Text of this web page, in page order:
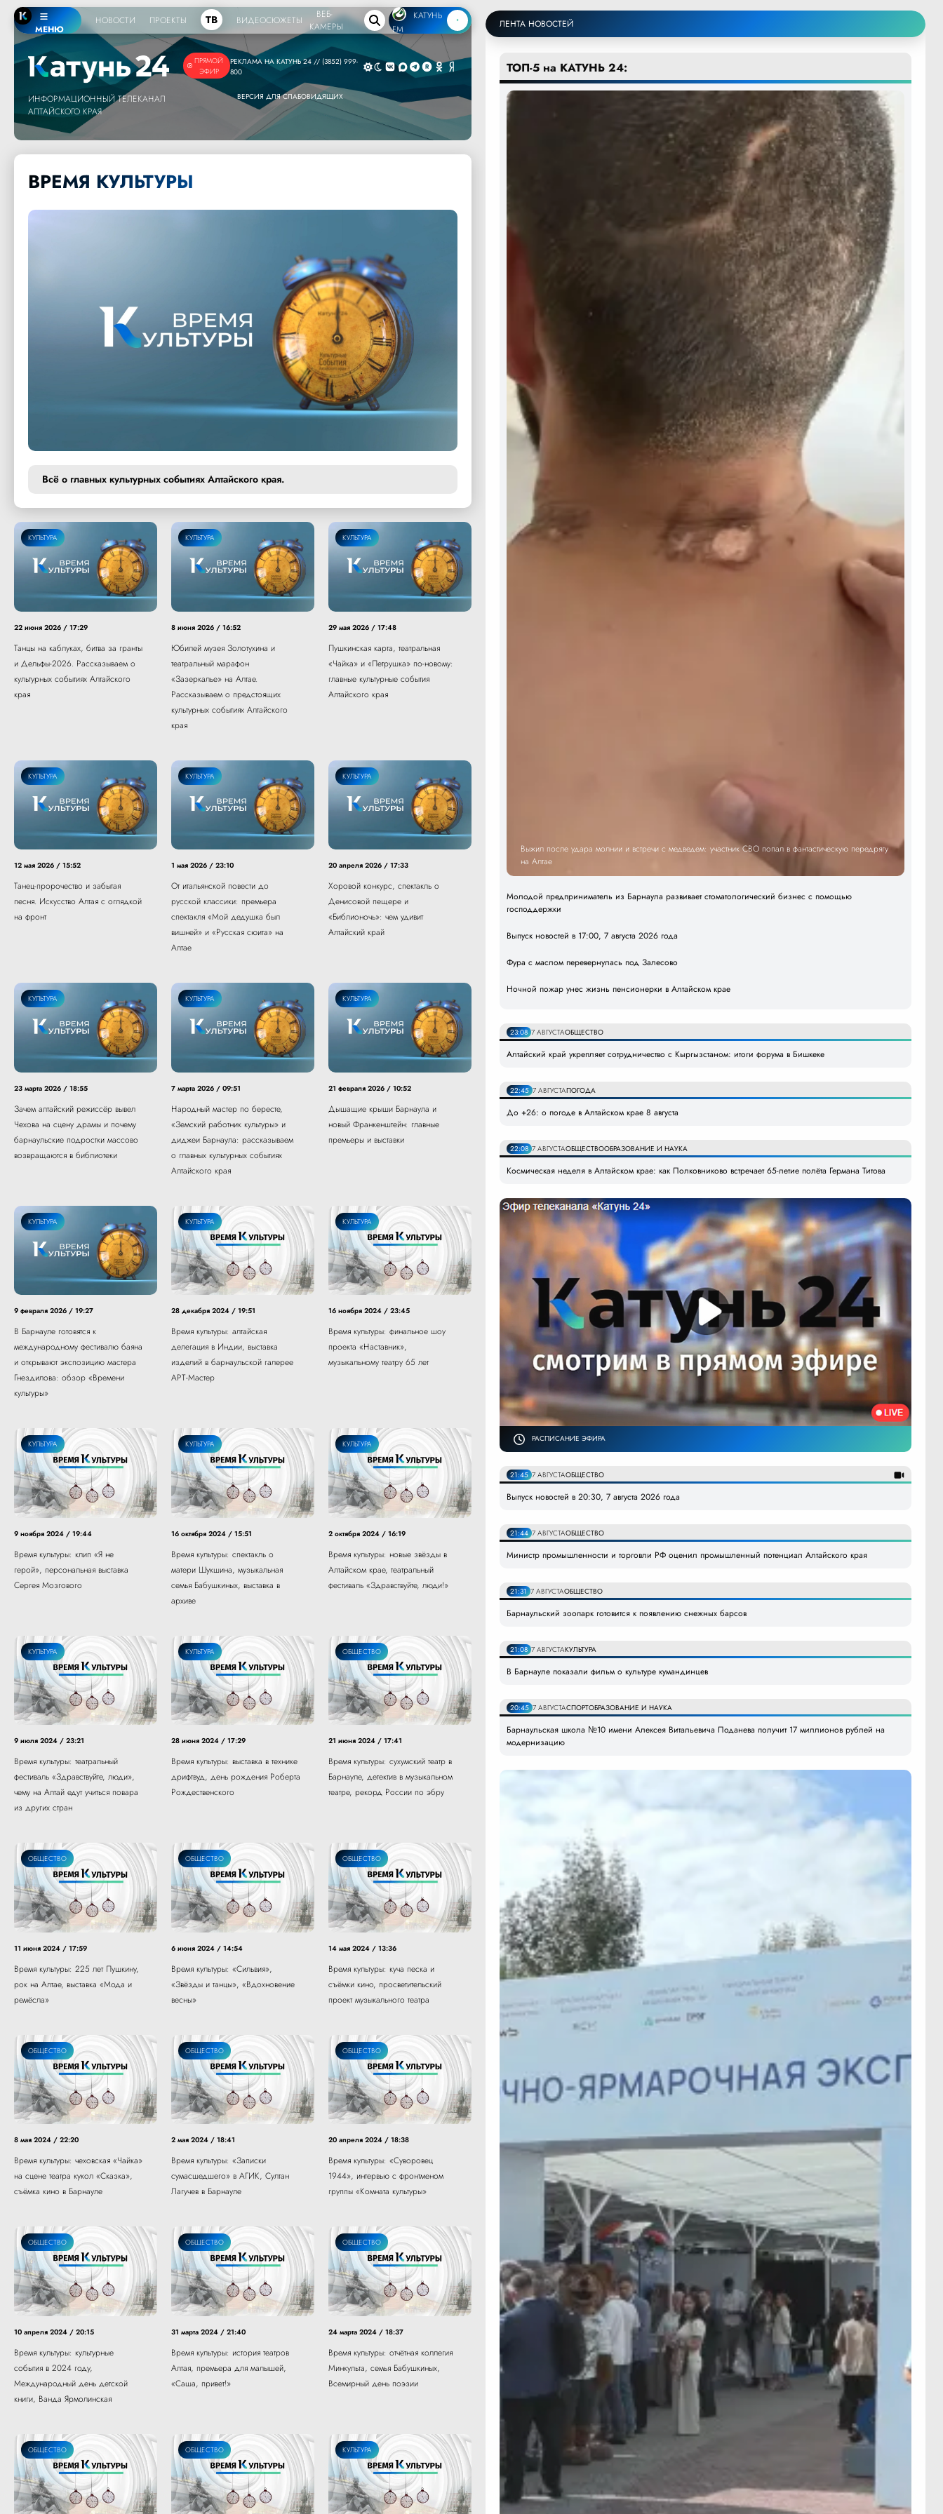
МЕНЮ
НОВОСТИ ПРОЕКТЫ ТВ ВИДЕОСЮЖЕТЫ
ВЕБ-
КАМЕРЫ
КАТУНЬ
FM
ПРЯМОЙ
ЭФИР
ИНФОРМАЦИОННЫЙ ТЕЛЕКАНАЛ
АЛТАЙСКОГО КРАЯ
РЕКЛАМА НА КАТУНЬ 24 // (3852) 999-
800
ВЕРСИЯ ДЛЯ СЛАБОВИДЯЩИХ
ВРЕМЯ КУЛЬТУРЫ
Всё о главных культурных событиях Алтайского края.
КУЛЬТУРА
22 июня 2026 / 17:29
Танцы на каблуках, битва за гранты
и Дельфы-2026. Рассказываем о
культурных событиях Алтайского
края
КУЛЬТУРА
8 июня 2026 / 16:52
Юбилей музея Золотухина и
театральный марафон
«Зазеркалье» на Алтае.
Рассказываем о предстоящих
культурных событиях Алтайского
края
КУЛЬТУРА
29 мая 2026 / 17:48
Пушкинская карта, театральная
«Чайка» и «Петрушка» по-новому:
главные культурные события
Алтайского края
КУЛЬТУРА
12 мая 2026 / 15:52
Танец-пророчество и забытая
песня. Искусство Алтая с оглядкой
на фронт
КУЛЬТУРА
1 мая 2026 / 23:10
От итальянской повести до
русской классики: премьера
спектакля «Мой дедушка был
вишней» и «Русская сюита» на
Алтае
КУЛЬТУРА
20 апреля 2026 / 17:33
Хоровой конкурс, спектакль о
Денисовой пещере и
«Библионочь»: чем удивит
Алтайский край
КУЛЬТУРА
23 марта 2026 / 18:55
Зачем алтайский режиссёр вывел
Чехова на сцену драмы и почему
барнаульские подростки массово
возвращаются в библиотеки
КУЛЬТУРА
7 марта 2026 / 09:51
Народный мастер по бересте,
«Земский работник культуры» и
диджеи Барнаула: рассказываем
о главных культурных событиях
Алтайского края
КУЛЬТУРА
21 февраля 2026 / 10:52
Дышащие крыши Барнаула и
новый Франкенштейн: главные
премьеры и выставки
КУЛЬТУРА
9 февраля 2026 / 19:27
В Барнауле готовятся к
международному фестивалю баяна
и открывают экспозицию мастера
Гнездилова: обзор «Времени
культуры»
КУЛЬТУРА
28 декабря 2024 / 19:51
Время культуры: алтайская
делегация в Индии, выставка
изделий в барнаульской галерее
АРТ-Мастер
КУЛЬТУРА
16 ноября 2024 / 23:45
Время культуры: финальное шоу
проекта «Наставник»,
музыкальному театру 65 лет
КУЛЬТУРА
9 ноября 2024 / 19:44
Время культуры: клип «Я не
герой», персональная выставка
Сергея Мозгового
КУЛЬТУРА
16 октября 2024 / 15:51
Время культуры: спектакль о
матери Шукшина, музыкальная
семья Бабушкиных, выставка в
архиве
КУЛЬТУРА
2 октября 2024 / 16:19
Время культуры: новые звёзды в
Алтайском крае, театральный
фестиваль «Здравствуйте, люди!»
КУЛЬТУРА
9 июля 2024 / 23:21
Время культуры: театральный
фестиваль «Здравствуйте, люди»,
чему на Алтай едут учиться повара
из других стран
КУЛЬТУРА
28 июня 2024 / 17:29
Время культуры: выставка в технике
дрифтвуд, день рождения Роберта
Рождественского
ОБЩЕСТВО
21 июня 2024 / 17:41
Время культуры: сухумский театр в
Барнауле, детектив в музыкальном
театре, рекорд России по эбру
ОБЩЕСТВО
11 июня 2024 / 17:59
Время культуры: 225 лет Пушкину,
рок на Алтае, выставка «Мода и
ремёсла»
ОБЩЕСТВО
6 июня 2024 / 14:54
Время культуры: «Сильвия»,
«Звёзды и танцы», «Вдохновение
весны»
ОБЩЕСТВО
14 мая 2024 / 13:36
Время культуры: куча песка и
съёмки кино, просветительский
проект музыкального театра
ОБЩЕСТВО
8 мая 2024 / 22:20
Время культуры: чеховская «Чайка»
на сцене театра кукол «Сказка»,
съёмка кино в Барнауле
ОБЩЕСТВО
2 мая 2024 / 18:41
Время культуры: «Записки
сумасшедшего» в АГИК, Султан
Лагучев в Барнауле
ОБЩЕСТВО
20 апреля 2024 / 18:38
Время культуры: «Суворовец
1944», интервью с фронтменом
группы «Комната культуры»
ОБЩЕСТВО
10 апреля 2024 / 20:15
Время культуры: культурные
события в 2024 году,
Международный день детской
книги, Ванда Ярмолинская
ОБЩЕСТВО
31 марта 2024 / 21:40
Время культуры: история театров
Алтая, премьера для малышей,
«Саша, привет!»
ОБЩЕСТВО
24 марта 2024 / 18:37
Время культуры: отчётная коллегия
Минкульта, семья Бабушкиных,
Всемирный день поэзии
ОБЩЕСТВО ОБЩЕСТВО КУЛЬТУРА
ЛЕНТА НОВОСТЕЙ
ТОП-5 на КАТУНЬ 24:
Выжил после удара молнии и встречи с медведем: участник СВО попал в фантастическую передрягу
на Алтае
Молодой предприниматель из Барнаула развивает стоматологический бизнес с помощью
господдержки
Выпуск новостей в 17:00, 7 августа 2026 года
Фура с маслом перевернулась под Залесово
Ночной пожар унес жизнь пенсионерки в Алтайском крае
23:08 7 АВГУСТАОБЩЕСТВО
Алтайский край укрепляет сотрудничество с Кыргызстаном: итоги форума в Бишкеке
22:45 7 АВГУСТАПОГОДА
До +26: о погоде в Алтайском крае 8 августа
22:08 7 АВГУСТАОБЩЕСТВООБРАЗОВАНИЕ И НАУКА
Космическая неделя в Алтайском крае: как Полковниково встречает 65-летие полёта Германа Титова
РАСПИСАНИЕ ЭФИРА
21:45 7 АВГУСТАОБЩЕСТВО
Выпуск новостей в 20:30, 7 августа 2026 года
21:44 7 АВГУСТАОБЩЕСТВО
Министр промышленности и торговли РФ оценил промышленный потенциал Алтайского края
21:31 7 АВГУСТАОБЩЕСТВО
Барнаульский зоопарк готовится к появлению снежных барсов
21:08 7 АВГУСТАКУЛЬТУРА
В Барнауле показали фильм о культуре кумандинцев
20:45 7 АВГУСТАСПОРТОБРАЗОВАНИЕ И НАУКА
Барнаульская школа №10 имени Алексея Витальевича Поданева получит 17 миллионов рублей на
модернизацию